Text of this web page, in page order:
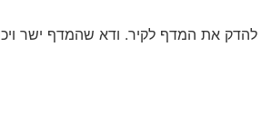
את המדף לקיר. ודא שהמדף ישר